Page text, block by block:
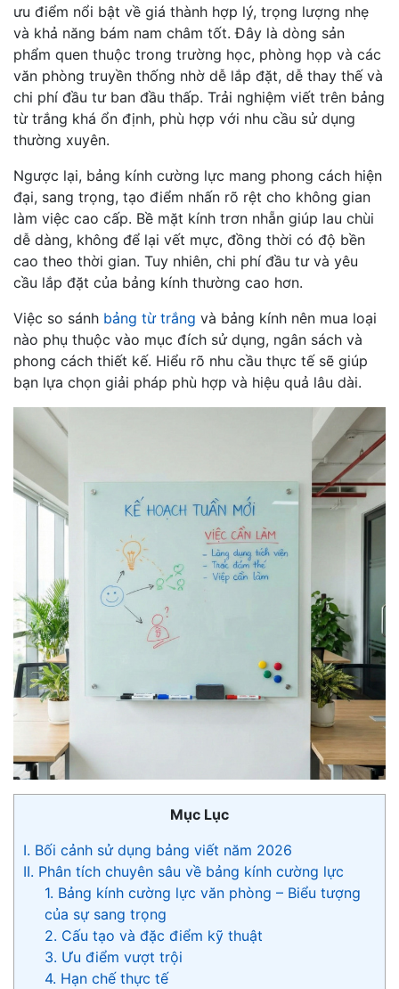
ưu điểm nổi bật về giá thành hợp lý, trọng lượng nhẹ
và khả năng bám nam châm tốt. Đây là dòng sản
phẩm quen thuộc trong trường học, phòng họp và các
văn phòng truyền thống nhờ dễ lắp đặt, dễ thay thế và
chi phí đầu tư ban đầu thấp. Trải nghiệm viết trên bảng
từ trắng khá ổn định, phù hợp với nhu cầu sử dụng
thường xuyên.
Ngược lại, bảng kính cường lực mang phong cách hiện
đại, sang trọng, tạo điểm nhấn rõ rệt cho không gian
làm việc cao cấp. Bề mặt kính trơn nhẵn giúp lau chùi
dễ dàng, không để lại vết mực, đồng thời có độ bền
cao theo thời gian. Tuy nhiên, chi phí đầu tư và yêu
cầu lắp đặt của bảng kính thường cao hơn.
Việc so sánh bảng từ trắng và bảng kính nên mua loại
nào phụ thuộc vào mục đích sử dụng, ngân sách và
phong cách thiết kế. Hiểu rõ nhu cầu thực tế sẽ giúp
bạn lựa chọn giải pháp phù hợp và hiệu quả lâu dài.
Mục Lục
I. Bối cảnh sử dụng bảng viết năm 2026
II. Phân tích chuyên sâu về bảng kính cường lực
1. Bảng kính cường lực văn phòng – Biểu tượng
của sự sang trọng
2. Cấu tạo và đặc điểm kỹ thuật
3. Ưu điểm vượt trội
4. Hạn chế thực tế